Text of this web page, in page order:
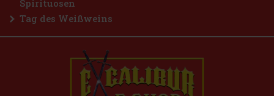
Spirituosen
Tag des Weißweins